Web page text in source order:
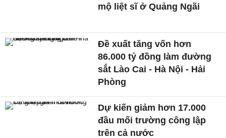
mộ liệt sĩ ở Quảng Ngãi
Đề xuất tăng vốn hơn
86.000 tỷ đồng làm đường
sắt Lào Cai - Hà Nội - Hải
Phòng
Dự kiến giảm hơn 17.000
đầu mối trường công lập
trên cả nước